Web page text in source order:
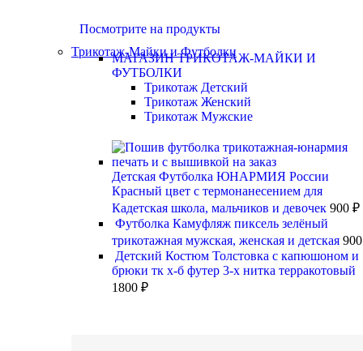
Посмотрите на продукты
Трикотаж-Майки и Футболки
МАГАЗИН ТРИКОТАЖ-МАЙКИ И
ФУТБОЛКИ
Трикотаж Детский
Трикотаж Женский
Трикотаж Мужские
Детская Футболка ЮНАРМИЯ России
Красный цвет с термонанесением для
Кадетская школа, мальчиков и девочек 900 ₽
Футболка Камуфляж пиксель зелёный
трикотажная мужская, женская и детская
Детский Костюм Толстовка с капюшоном и
брюки тк х-б футер 3-х нитка терракотовый
1800 ₽